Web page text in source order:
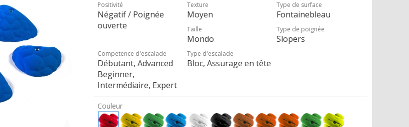
Positivité
Négatif / Poignée
ouverte
Texture
Moyen
Type de surface
Fontainebleau
Taille
Mondo
Type de poignée
Slopers
Competence d'escalade
Débutant, Advanced
Beginner,
Intermédiaire, Expert
Type d'escalade
Bloc, Assurage en tête
Couleur